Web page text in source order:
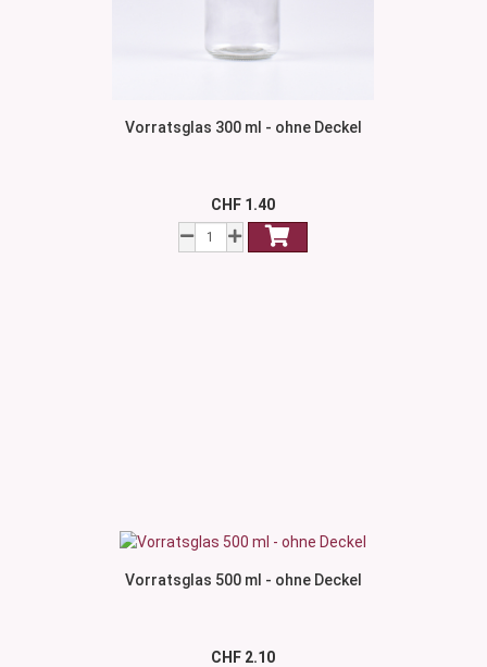
Vorratsglas 300 ml - ohne Deckel
CHF 1.40
Vorratsglas 500 ml - ohne Deckel
CHF 2.10